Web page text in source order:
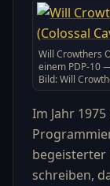
Will Crowthers
einem PDP-10
Bild: Will
Im Jahr
begeisterter
schreiben,